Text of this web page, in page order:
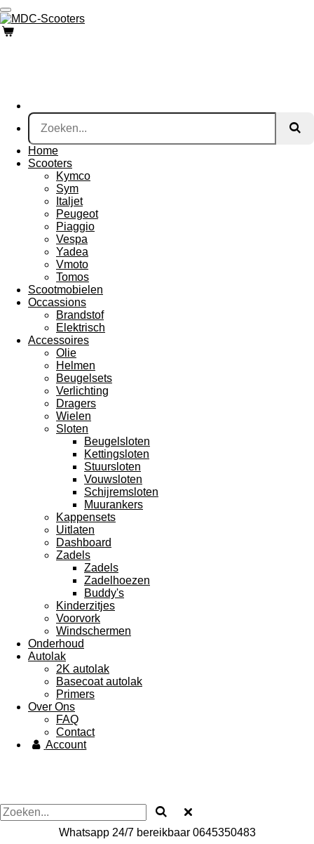
Ga
direct
naar
Home
Scooters
Kymco
Sym
Italjet
Peugeot
Piaggio
Vespa
Yadea
Vmoto
Tomos
Scootmobielen
Occassions
Brandstof
Elektrisch
Accessoires
Olie
Helmen
Beugelsets
Verlichting
Dragers
Wielen
Sloten
Beugelsloten
Kettingsloten
Stuursloten
Vouwsloten
Schijremsloten
Muurankers
Kappensets
Uitlaten
Dashboard
Zadels
Zadels
Zadelhoezen
Buddy's
Kinderzitjes
Voorvork
Windschermen
Onderhoud
Autolak
2K autolak
Basecoat autolak
Primers
Over Ons
FAQ
Contact
Account
Whatsapp 24/7 bereikbaar 0645350483